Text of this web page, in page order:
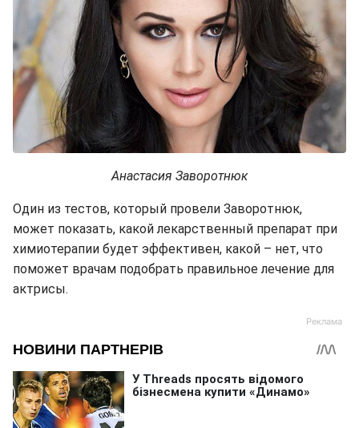
Анастасия Заворотнюк
Один из тестов, который провели Заворотнюк,
может показать, какой лекарственный препарат при
химиотерапии будет эффективен, какой – нет, что
поможет врачам подобрать правильное лечение для
актрисы.